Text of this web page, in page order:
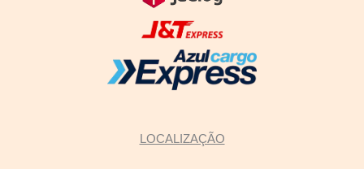
LOCALIZAÇÃO